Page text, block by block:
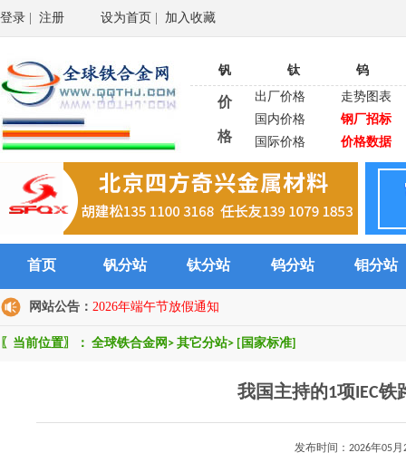
登录 注册 设为首页 加入收藏
钒 钛 钨
价
格
出厂价格
走势图表
国内价格
钢厂招标
国际价格
价格数据
首页 钒分站 钛分站 钨分站 钼分站
网站公告： 2026年端午节放假通知
〖当前位置〗： 全球铁合金网 > 其它分站> [国家标准]
我国主持的1项IEC
发布时间：2026年05